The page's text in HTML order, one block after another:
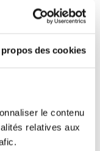
propos des cookies
le contenu
relatives aux
mesure